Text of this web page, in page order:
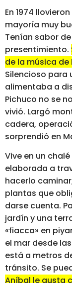
En 1974
mayoría muy
Tenían sabor
presentimiento.
de la música de
Silencioso para
alimentaba a
Pichuco no se
vivió. Largó
cadera,
sorprendió en
Vive en un
elaborada a
hacerlo
plantas que
darse cuenta.
jardín y una
«fiacca» en
el mar desde
está a metros
tránsito. Se
Aníbal le gusta